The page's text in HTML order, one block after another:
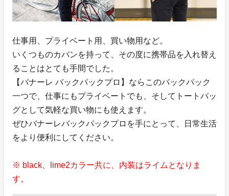
仕事用、プライベート用、買い物用など。
いくつものカバンを持って、その度に携帯品を入れ替え
ることはとても手間でした。
【バナーレ バックパックプロ】ならこのバックパック
一つで、仕事にもプライベートでも、そしてトートバッ
グとして気軽な買い物にも使えます。
ぜひバナーレバックパックプロを手にとって、日常生活
をより便利にしてください。
※ black、lime2カラー共に、内装はライムとなりま
す。